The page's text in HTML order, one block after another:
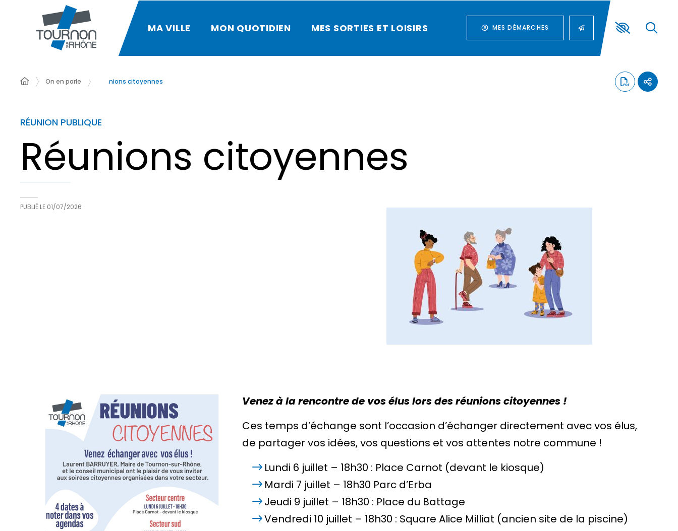
MA VILLE MON QUOTIDIEN MES SORTIES ET LOISIRS MES DÉMARCHES
On en parle Réunions citoyennes
RÉUNION PUBLIQUE
Réunions citoyennes
PUBLIÉ LE 01/07/2026
Venez à la rencontre de vos élus lors des réunions citoyennes !
Ces temps d’échange sont l’occasion d’échanger directement avec vos élus,
de partager vos idées, vos questions et vos attentes notre commune !
Lundi 6 juillet – 18h30 : Place Carnot (devant le kiosque)
Mardi 7 juillet – 18h30 Parc d’Erba
Jeudi 9 juillet – 18h30 : Place du Battage
Vendredi 10 juillet – 18h30 : Square Alice Milliat (ancien site de la piscine)